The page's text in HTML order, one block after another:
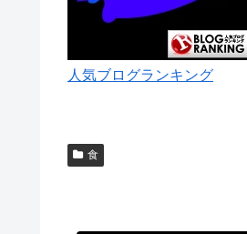
人気ブログランキング
食